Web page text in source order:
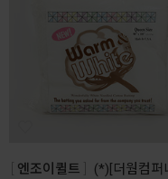
엔조이퀼트
(*)[더웜컴퍼